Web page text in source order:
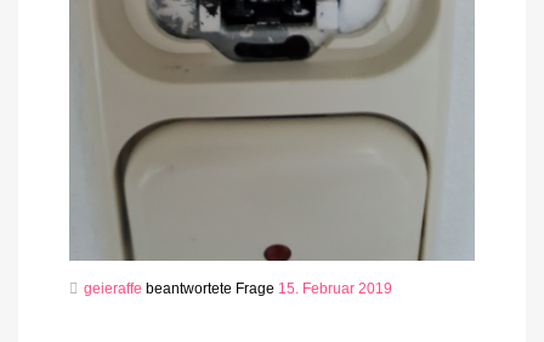
geieraffe beantwortete Frage 15. Februar 2019